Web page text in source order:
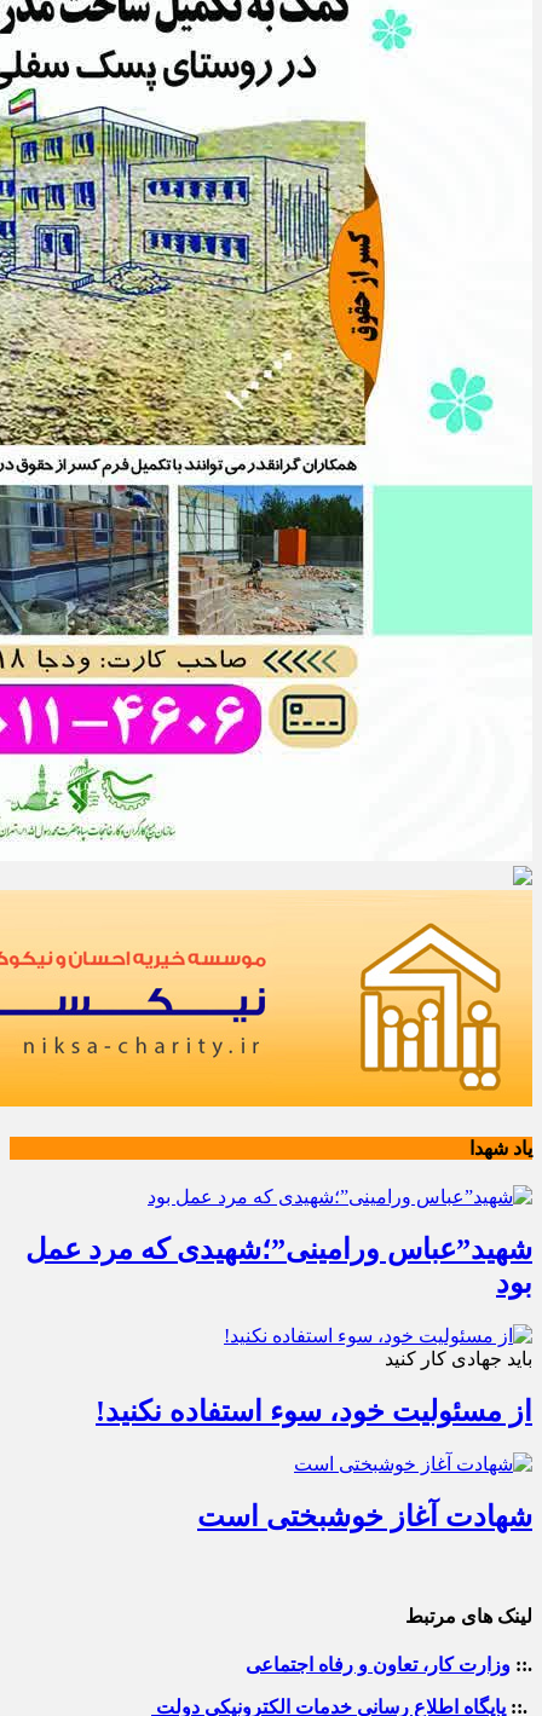
یاد شهدا
شهید”عباس ورامینی”؛شهیدی که مرد عمل
بود
باید جهادی کار کنید
از مسئولیت خود، سوء استفاده نکنید!
شهادت آغاز خوشبختی است
لینک های مرتبط
.:: وزارت کار، تعاون و رفاه اجتماعی
.:: پایگاه اطلاع رسانی خدمات الکترونیکی دولت